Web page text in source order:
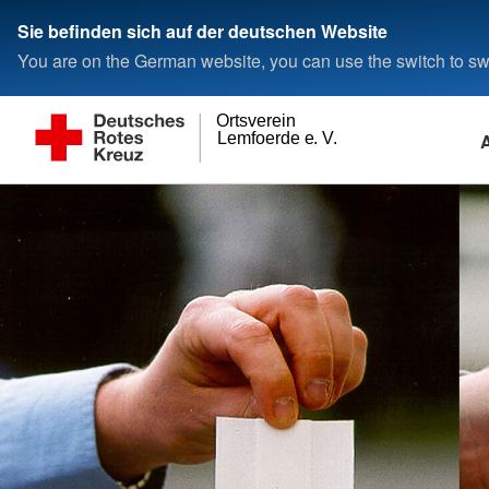
Sie befinden sich auf der deutschen Website
You are on the German website, you can use the switch to
Lemfoerde e. V.
Ortsverein
Presse & Service
Meldungen
Sozialer Service
Ambulante Pflege
Seniorennachmittag
Das DRK
Ortsverein
Gemeinschaften
Jugendrotkreuz
Ausrüstung
Leitbild
Grundsätze
Bilder
Aktiv werden
Zeit spenden: Ehrenamt
Fördermitgliedschaft
Kleider spenden
Realistische Notfalldarstellung
Adressen
Ansprechpartner
Jugendrotkreuz
Blutspendedienst